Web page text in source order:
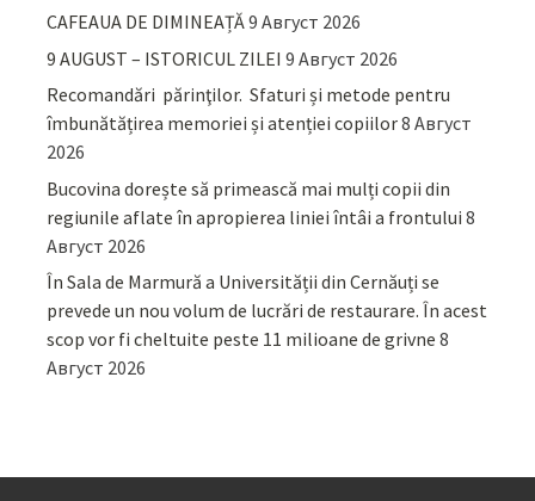
CAFEAUA DE DIMINEAȚĂ9 Август 2026
9 AUGUST – ISTORICUL ZILEI 9 Август 2026
Recomandări părinţilor. Sfaturi și metode pentru
îmbunătățirea memoriei și atenției copiilor8 Август
2026
Bucovina dorește să primească mai mulți copii din
regiunile aflate în apropierea liniei întâi a frontului 8
Август 2026
În Sala de Marmură a Universității din Cernăuți se
prevede un nou volum de lucrări de restaurare. În acest
scop vor fi cheltuite peste 11 milioane de grivne 8
Август 2026